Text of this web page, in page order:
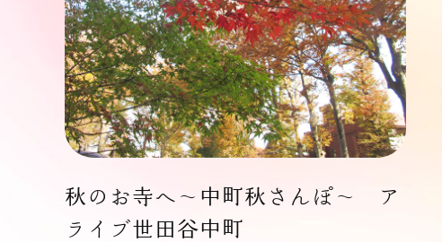
秋のお寺へ～中町秋さんぽ～ ア
ライブ世田谷中町